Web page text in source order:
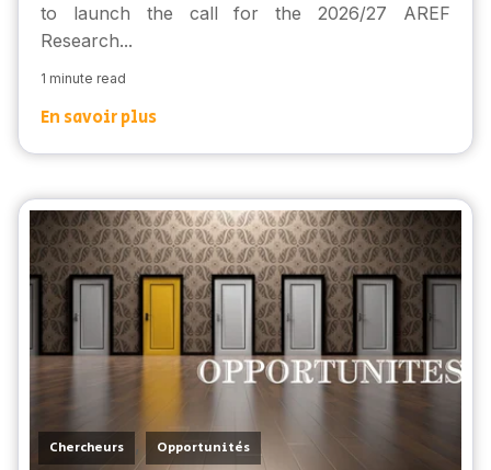
to launch the call for the 2026/27 AREF
Research...
1 minute read
En savoir plus
Chercheurs , Opportunités